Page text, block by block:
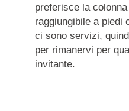
preferisce la
raggiungibile a piedi
ci sono servizi,
per rimanervi per
invitante.